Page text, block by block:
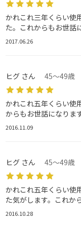
かれこれ三年くらい使
た。これからもお世話
2017.06.26
ヒグ さん 45～49歳
かれこれ五年くらい使
からもお世話になります
2016.11.09
ヒグ さん 45～49歳
かれこれ五年くらい使
た気がします。これか
2016.10.28